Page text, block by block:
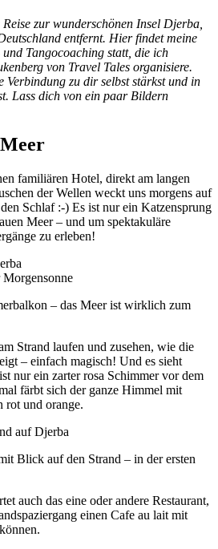
zur wunderschönen Insel Djerba,
entfernt. Hier findet meine
Tangocoaching statt, die ich
von Travel Tales organisiere.
Verbindung zu dir selbst stärkst und in
Lass dich von ein paar Bildern
familiären Hotel, direkt am langen
der Wellen weckt uns morgens auf
Schlaf :-) Es ist nur ein Katzensprung
Meer – und um spektakuläre
zu erleben!
– das Meer ist wirklich zum
Strand laufen und zusehen, wie die
– einfach magisch! Und es sieht
nur ein zarter rosa Schimmer vor dem
färbt sich der ganze Himmel mit
rot und orange.
Blick auf den Strand – in der ersten
auch das eine oder andere Restaurant,
einen Cafe au lait mit